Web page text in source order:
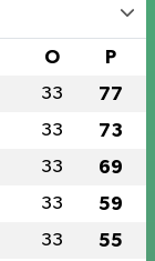
O P
33 77
33 73
33 69
33 59
33 55